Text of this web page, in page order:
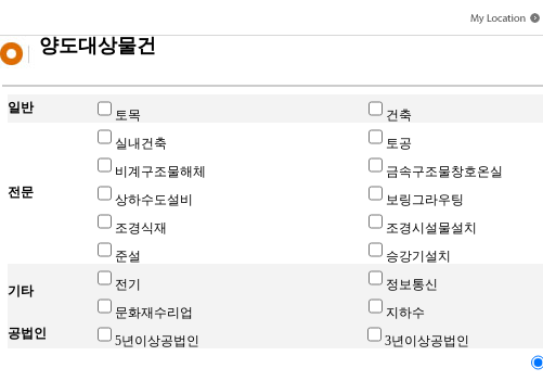
양도대상물건
일반 토목 건축
전문
실내건축 토공
비계구조물해체
금속구조물창호온실
상하수도설비
보링그라우팅
조경식재
조경시설물설치
준설
승강기설치
기타 전기 정보통신
문화재수리업
지하수
공법인
5년이상공법인 3년이상공법인